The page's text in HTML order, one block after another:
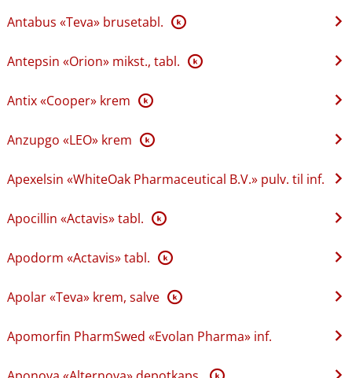
Antabus «Teva» brusetabl. K
Antepsin «Orion» mikst., tabl. K
Antix «Cooper» krem K
Anzupgo «LEO» krem K
Apexelsin «WhiteOak Pharmaceutical B.V.» pulv. til inf.
Apocillin «Actavis» tabl. K
Apodorm «Actavis» tabl. K
Apolar «Teva» krem, salve K
Apomorfin PharmSwed «Evolan Pharma» inf.